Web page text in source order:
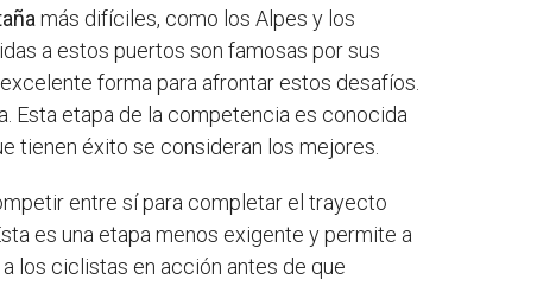
más difíciles, como los Alpes y los
a estos puertos son famosas por sus
forma para afrontar estos desafíos.
Esta etapa de la competencia es conocida
tienen éxito se consideran los mejores.
entre sí para completar el trayecto
es una etapa menos exigente y permite a
los ciclistas en acción antes de que